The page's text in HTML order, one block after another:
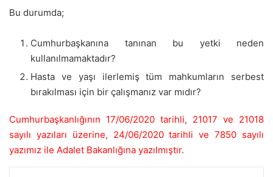
Bu durumda;
Cumhurbaşkanına tanınan bu yetki neden
kullanılmamaktadır?
Hasta ve yaşı ilerlemiş tüm mahkumların serbest
bırakılması için bir çalışmanız var mıdır?
Cumhurbaşkanlığının 17/06/2020 tarihli, 21017 ve 21018
sayılı yazıları üzerine, 24/06/2020 tarihli ve 7850 sayılı
yazımız ile Adalet Bakanlığına yazılmıştır.